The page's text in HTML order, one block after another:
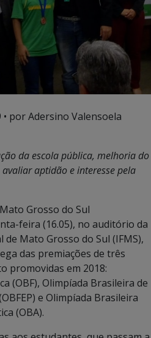
• por Adersino Valensoela
da escola pública, melhoria do
aptidão e interesse pela
Grosso do Sul
feira (16.05), no auditório da
Mato Grosso do Sul (IFMS),
das premiações de três
promovidas em 2018:
(OBF), Olimpíada Brasileira de
e Olimpíada Brasileira
(OBA).